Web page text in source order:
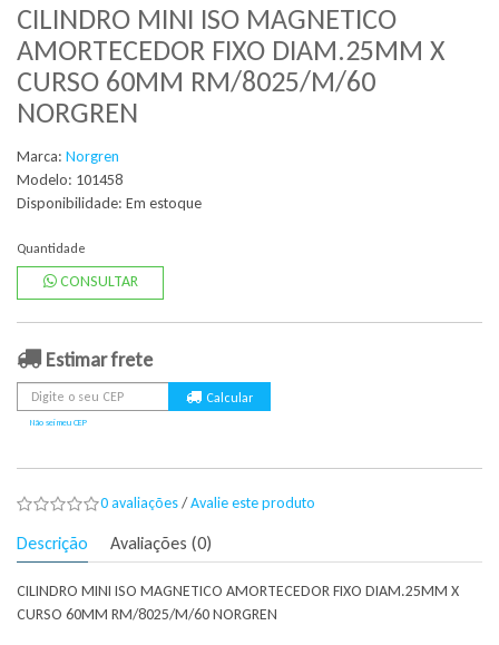
CILINDRO MINI ISO MAGNETICO
AMORTECEDOR FIXO DIAM.25MM X
CURSO 60MM RM/8025/M/60
NORGREN
Marca: Norgren
Modelo: 101458
Disponibilidade: Em estoque
Quantidade
CONSULTAR
Estimar frete
Não sei meu CEP
0 avaliações/Avalie este produto
Descrição Avaliações (0)
CILINDRO MINI ISO MAGNETICO AMORTECEDOR FIXO DIAM.25MM X
CURSO 60MM RM/8025/M/60 NORGREN